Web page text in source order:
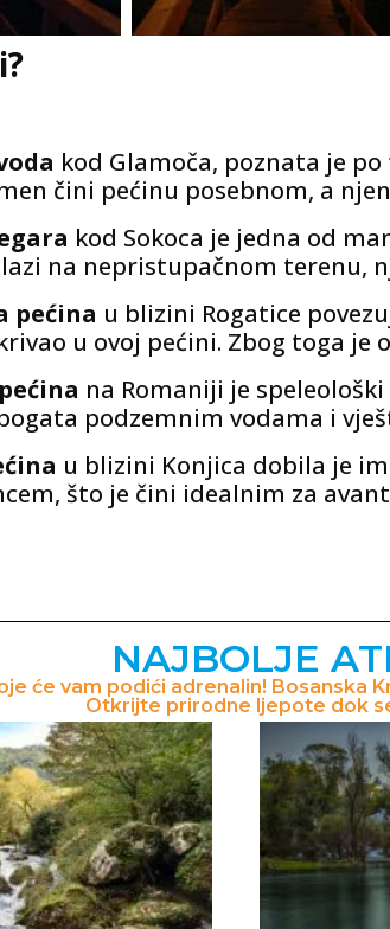
kod Glamoča, poznata je
čini pećinu posebnom, a
kod Sokoca je jedna od
na nepristupačnom
pećina u blizini Rogatice
u ovoj pećini. Zbog toga je
na Romaniji je
podzemnim vodama i
u blizini Konjica dobila je
što je čini idealnim za
NAJBOLJE
će vam podići adrenalin! Bosanska
Otkrijte prirodne ljepote dok